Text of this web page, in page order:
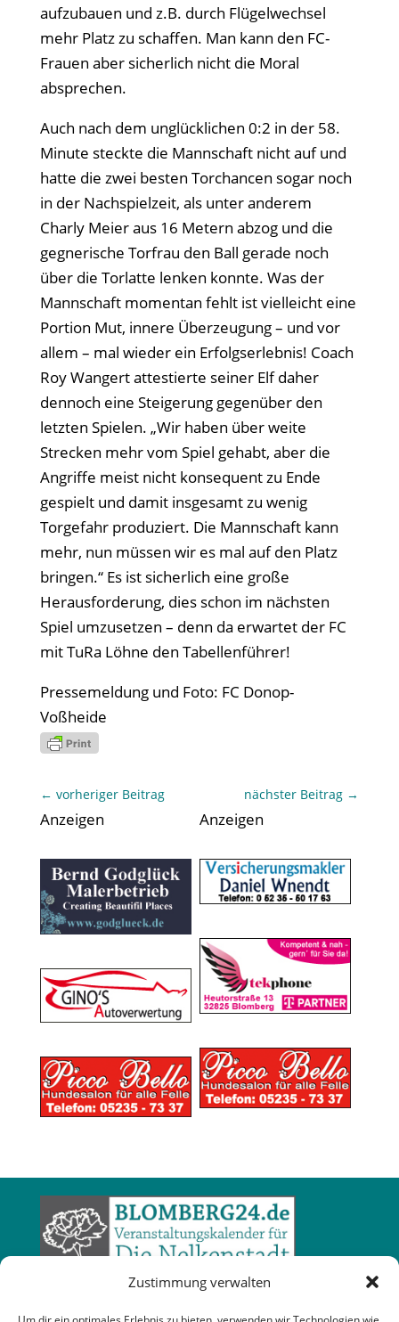
Zustimmung verwalten
aufzubauen und z.B. durch Flügelwechsel
mehr Platz zu schaffen. Man kann den FC-
Frauen aber sicherlich nicht die Moral
absprechen.
Auch nach dem unglücklichen 0:2 in der 58.
Minute steckte die Mannschaft nicht auf und
hatte die zwei besten Torchancen sogar noch
in der Nachspielzeit, als unter anderem
Charly Meier aus 16 Metern abzog und die
gegnerische Torfrau den Ball gerade noch
über die Torlatte lenken konnte. Was der
Mannschaft momentan fehlt ist vielleicht eine
Portion Mut, innere Überzeugung – und vor
allem – mal wieder ein Erfolgserlebnis! Coach
Roy Wangert attestierte seiner Elf daher
dennoch eine Steigerung gegenüber den
letzten Spielen. „Wir haben über weite
Strecken mehr vom Spiel gehabt, aber die
Angriffe meist nicht konsequent zu Ende
gespielt und damit insgesamt zu wenig
Torgefahr produziert. Die Mannschaft kann
mehr, nun müssen wir es mal auf den Platz
bringen.“ Es ist sicherlich eine große
Herausforderung, dies schon im nächsten
Spiel umzusetzen – denn da erwartet der FC
mit TuRa Löhne den Tabellenführer!
Pressemeldung und Foto: FC Donop-
Voßheide
← vorheriger Beitrag nächster Beitrag →
Anzeigen Anzeigen